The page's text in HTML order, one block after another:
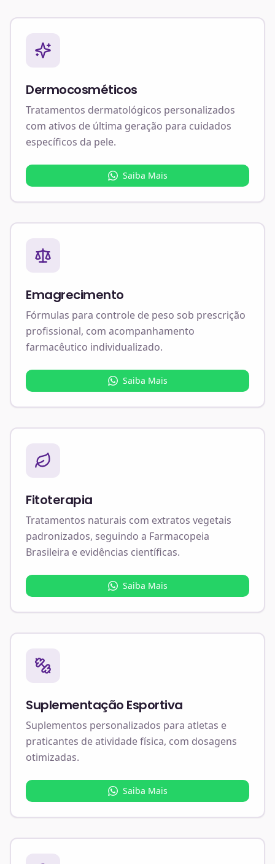
Dermocosméticos
Tratamentos dermatológicos personalizados
com ativos de última geração para cuidados
específicos da pele.
Saiba Mais
Emagrecimento
Fórmulas para controle de peso sob prescrição
profissional, com acompanhamento
farmacêutico individualizado.
Saiba Mais
Fitoterapia
Tratamentos naturais com extratos vegetais
padronizados, seguindo a Farmacopeia
Brasileira e evidências científicas.
Saiba Mais
Suplementação Esportiva
Suplementos personalizados para atletas e
praticantes de atividade física, com dosagens
otimizadas.
Saiba Mais